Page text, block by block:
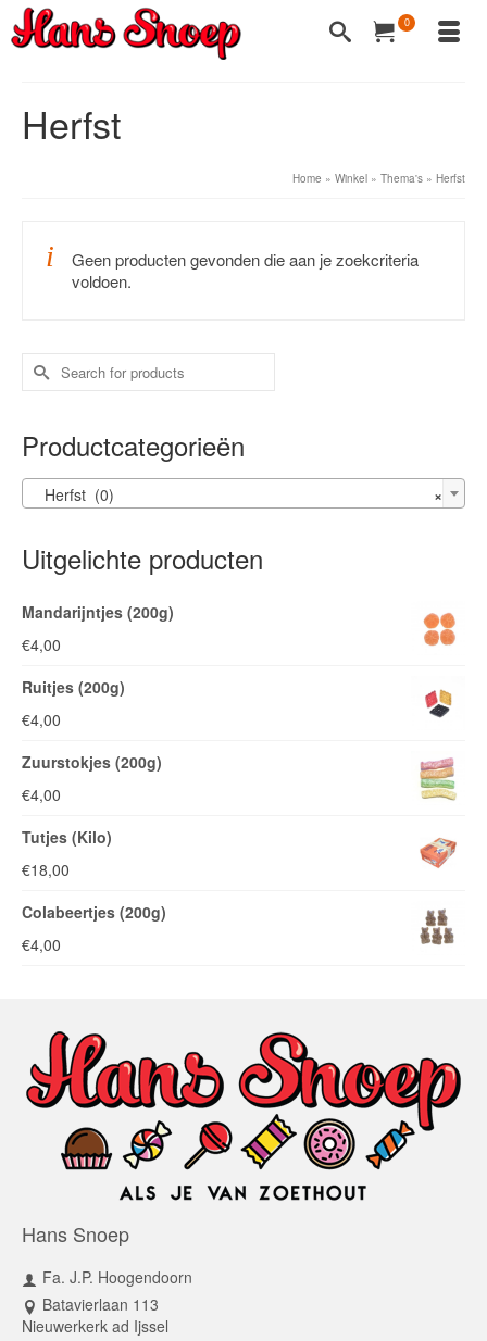
0
Herfst
Home » Winkel » Thema's » Herfst
Geen producten gevonden die aan je zoekcriteria
voldoen.
Search
for:
Productcategorieën
×
Herfst (0)
Uitgelichte producten
Mandarijntjes (200g)
€4,00
Ruitjes (200g)
€4,00
Zuurstokjes (200g)
€4,00
Tutjes (Kilo)
€18,00
Colabeertjes (200g)
€4,00
Hans Snoep
Fa. J.P. Hoogendoorn
Batavierlaan 113
Nieuwerkerk ad Ijssel